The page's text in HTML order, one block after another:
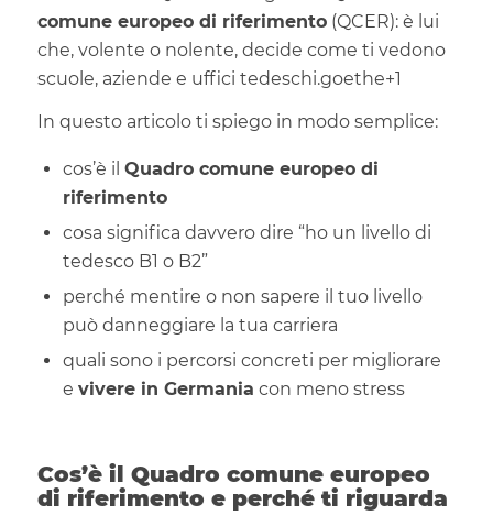
comune europeo di riferimento(QCER): è lui
che, volente o nolente, decide come ti vedono
scuole, aziende e uffici tedeschi.goethe+1
In questo articolo ti spiego in modo semplice:
cos’è il Quadro comune europeo di
riferimento
cosa significa davvero dire “ho un livello di
tedesco B1 o B2”
perché mentire o non sapere il tuo livello
può danneggiare la tua carriera
quali sono i percorsi concreti per migliorare
e vivere in Germania con meno stress
Cos’è il Quadro comune europeo
di riferimento e perché ti riguarda